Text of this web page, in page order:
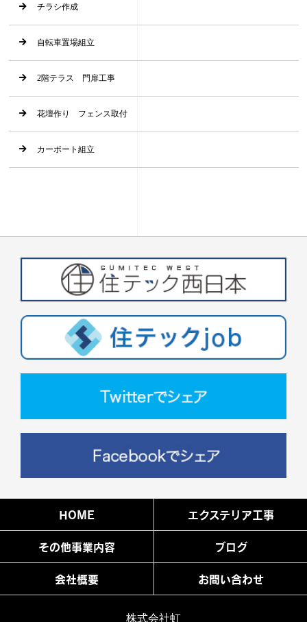
チラシ作成
自転車置場組立
2階テラス 門扉工事
花壇作り フェンス取付
カーポート組立
HOME エクステリア工事
その他事業内容 ブログ
会社概要 お問い合わせ
株式会社虹